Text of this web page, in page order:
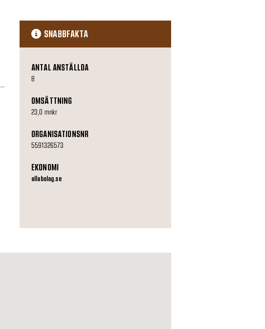
SNABBFAKTA
ANTAL ANSTÄLLDA
8
OMSÄTTNING
23,0 mnkr
ORGANISATIONSNR
5591326573
EKONOMI
allabolag.se